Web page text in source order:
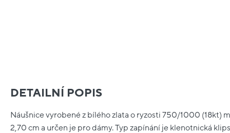
DETAILNÍ POPIS
Náušnice vyrobené z bílého zlata o ryzosti 750/1000 (18kt)
2,70 cm a určen je pro dámy. Typ zapínání je klenotnická